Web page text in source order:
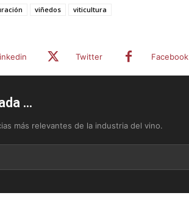
viñedos viticultura
Twitter Facebook
...
más relevantes de la industria del vino.